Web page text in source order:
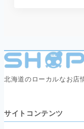
北海道のローカルなお店
サイトコンテンツ